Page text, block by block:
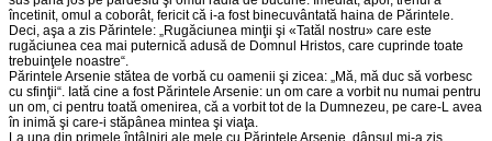
încetinit, omul a coborât, fericit că i-a fost binecuvântată haina de Părintele.
Deci, aşa a zis Părintele: „Rugăciunea minţii şi «Tatăl nostru» care este
rugăciunea cea mai puternică adusă de Domnul Hristos, care cuprinde toate
trebuinţele noastre“.
Părintele Arsenie stătea de vorbă cu oamenii şi zicea: „Mă, mă duc să vorbesc
cu sfinţii“. Iată cine a fost Părintele Arsenie: un om care a vorbit nu numai pentru
un om, ci pentru toată omenirea, că a vorbit tot de la Dumnezeu, pe care-L avea
în inimă şi care-i stăpânea mintea şi viaţa.
La una din primele întâlniri ale mele cu Părintele Arsenie, dânsul mi-a zis